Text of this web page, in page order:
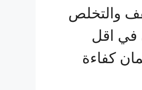
والتخلص
في اقل
كفاءة